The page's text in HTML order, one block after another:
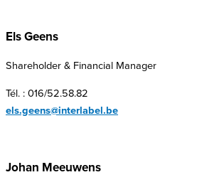
Els Geens
Shareholder & Financial Manager
Tél. : 016/52.58.82
els.geens@interlabel.be
Johan Meeuwens